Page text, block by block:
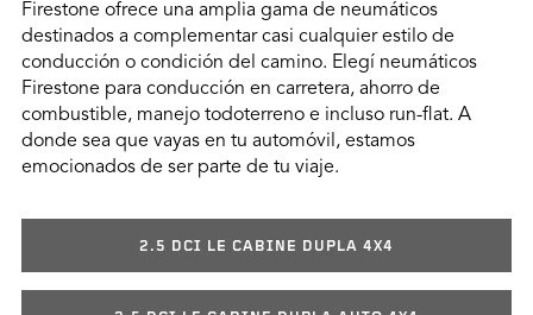
Firestone ofrece una amplia gama de neumáticos
destinados a complementar casi cualquier estilo de
conducción o condición del camino. Elegí neumáticos
Firestone para conducción en carretera, ahorro de
combustible, manejo todoterreno e incluso run-flat. A
donde sea que vayas en tu automóvil, estamos
emocionados de ser parte de tu viaje.
2.5 DCI LE CABINE DUPLA 4X4